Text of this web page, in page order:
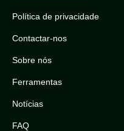
Política de privacidade
Contactar-nos
Sobre nós
Ferramentas
Notícias
FAQ